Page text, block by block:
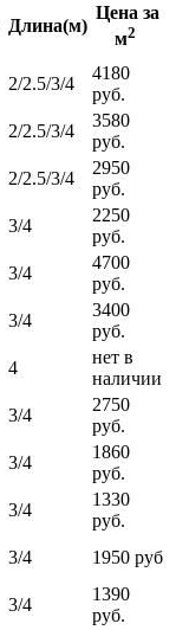
Длина(м)
Цена за
м2
2/2.5/3/4
4180
руб.
2/2.5/3/4
3580
руб.
2/2.5/3/4
2950
руб.
3/4
2250
руб.
3/4
4700
руб.
3/4
3400
руб.
4
нет в
наличии
3/4
2750
руб.
3/4
1860
руб.
3/4
1330
руб.
3/4
1950 руб
3/4
1390
руб.